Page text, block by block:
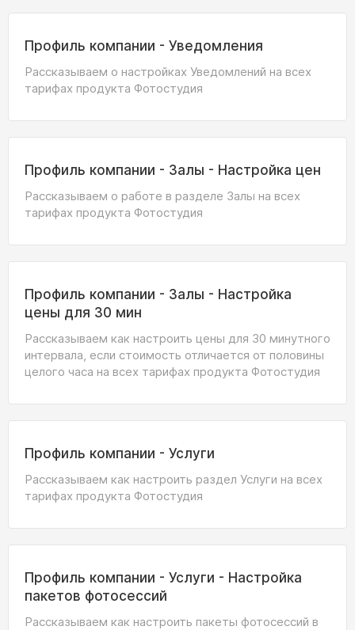
Профиль компании - Уведомления
Рассказываем о настройках Уведомлений на всех
тарифах продукта Фотостудия
Профиль компании - Залы - Настройка цен
Рассказываем о работе в разделе Залы на всех
тарифах продукта Фотостудия
Профиль компании - Залы - Настройка
цены для 30 мин
Рассказываем как настроить цены для 30 минутного
интервала, если стоимость отличается от половины
целого часа на всех тарифах продукта Фотостудия
Профиль компании - Услуги
Рассказываем как настроить раздел Услуги на всех
тарифах продукта Фотостудия
Профиль компании - Услуги - Настройка
пакетов фотосессий
Рассказываем как настроить пакеты фотосессий в